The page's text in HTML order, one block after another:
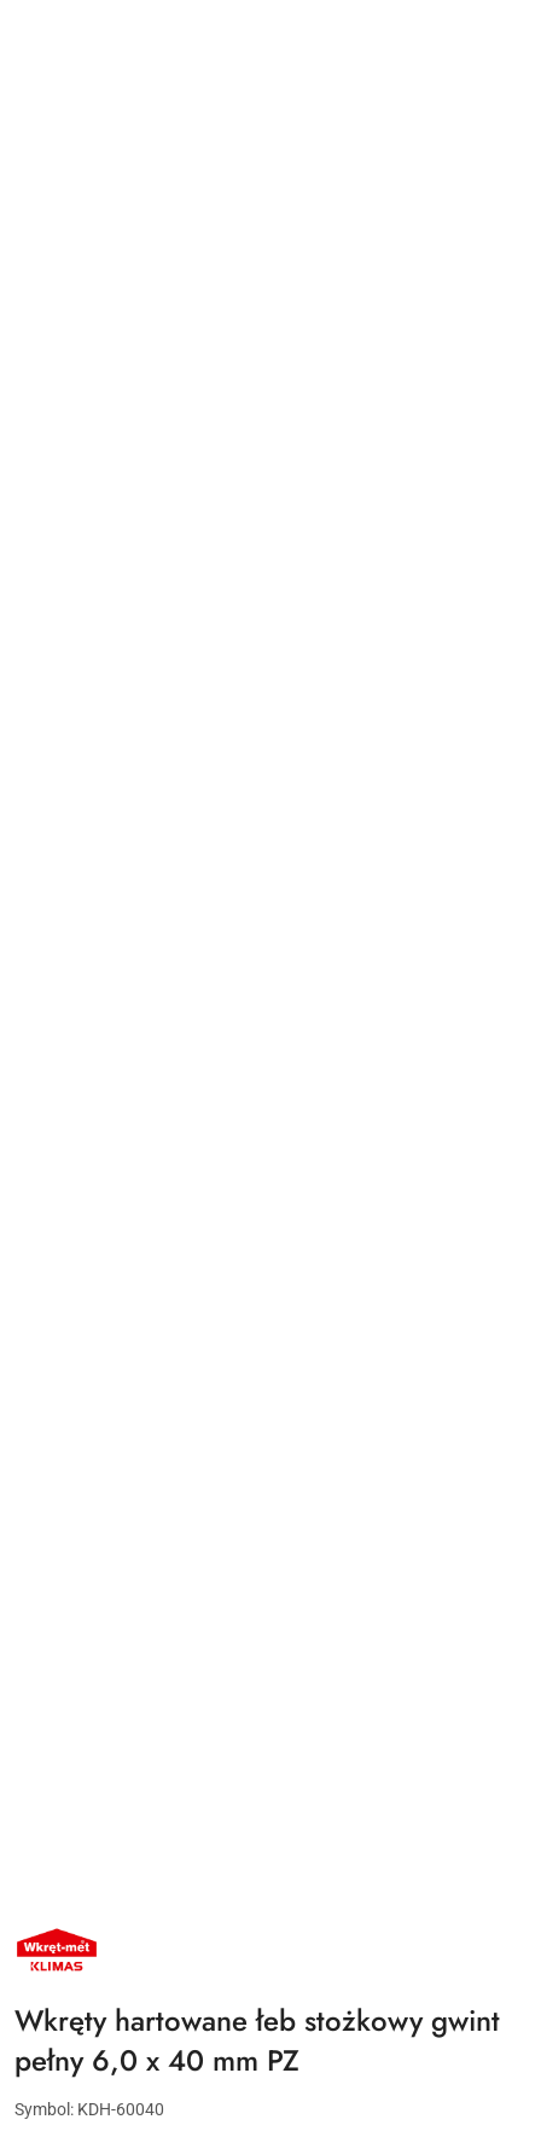
NAZWA
PRODUCENTA:
KLIMAS
Wkręty hartowane łeb stożkowy gwint
pełny 6,0 x 40 mm PZ
Symbol: KDH-60040